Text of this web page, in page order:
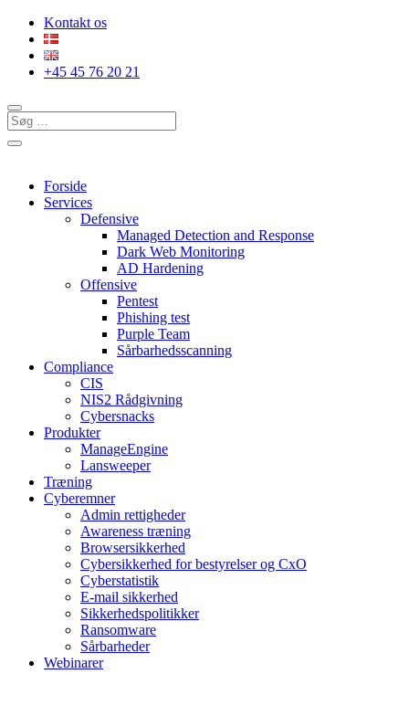
Kontakt os
+45 45 76 20 21
Forside
Services
Defensive
Managed Detection and Response
Dark Web Monitoring
AD Hardening
Offensive
Pentest
Phishing test
Purple Team
Sårbarhedsscanning
Compliance
CIS
NIS2 Rådgivning
Cybersnacks
Produkter
ManageEngine
Lansweeper
Træning
Cyberemner
Admin rettigheder
Awareness træning
Browsersikkerhed
Cybersikkerhed for bestyrelser og CxO
Cyberstatistik
E-mail sikkerhed
Sikkerhedspolitikker
Ransomware
Sårbarheder
Webinarer